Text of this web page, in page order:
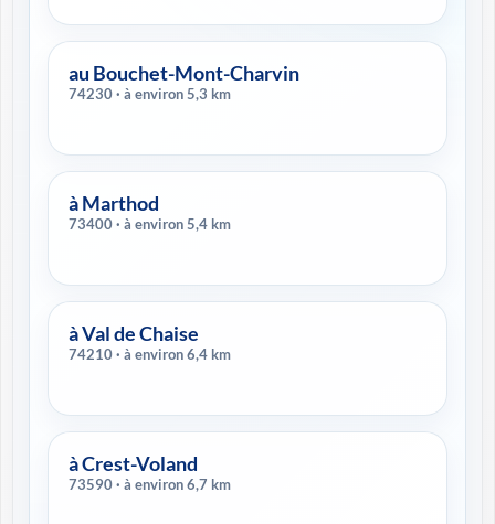
au Bouchet-Mont-Charvin
74230 · à environ 5,3 km
à Marthod
73400 · à environ 5,4 km
à Val de Chaise
74210 · à environ 6,4 km
à Crest-Voland
73590 · à environ 6,7 km